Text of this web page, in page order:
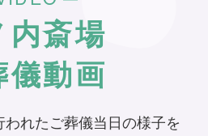
笑顔の絶えない温かい生
様。ご家族様は、その最
さわしい空間を、と願わ
内斎場
儀動画
れたご葬儀当日の様子を